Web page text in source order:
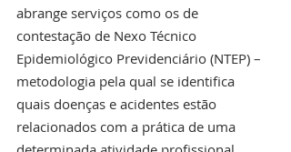
abrange serviços como os de
contestação de Nexo Técnico
Epidemiológico Previdenciário (NTEP) –
metodologia pela qual se identifica
quais doenças e acidentes estão
relacionados com a prática de uma